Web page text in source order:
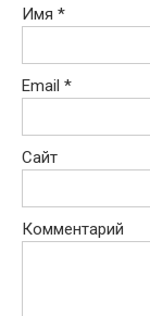
Имя *
Email *
Сайт
Комментарий